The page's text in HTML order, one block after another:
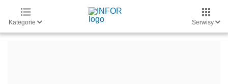
Kategorie Serwisy